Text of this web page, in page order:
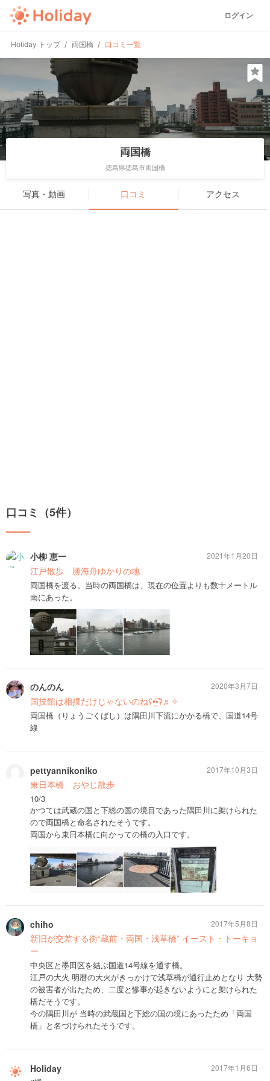
ログイン
Holiday トップ 両国橋 口コミ一覧
両国橋
徳島県徳島市両国橋
写真・動画 口コミ アクセス
口コミ（5件）
小柳 恵一
江戸散歩 勝海舟ゆかりの地
両国橋を渡る。当時の両国橋は、現在の位置よりも数十メートル
南にあった。
2021年1月20日
のんのん
国技館は相撲だけじゃないのねʕ•̫͡•ʔ♬✧
両国橋（りょうごくばし）は隅田川下流にかかる橋で、国道14号
線
2020年3月7日
pettyannikoniko
東日本橋 おやじ散歩
10/3
かつては武蔵の国と下総の国の境目であった隅田川に架けられた
ので両国橋と命名されたそうです。
両国から東日本橋に向かっての橋の入口です。
2017年10月3日
chiho
新旧が交差する街“蔵前・両国・浅草橋” イースト・トーキョ
ー
中央区と墨田区を結ぶ国道14号線を通す橋。
江戸の大火 明暦の大火がきっかけで浅草橋が通行止めとなり 大勢
の被害者が出たため、二度と惨事が起きないようにと架けられた
橋だそうです。
今の隅田川が 当時の武蔵国と下総の国の境にあったため「両国
橋」と名づけられたそうです。
2017年5月8日
Holiday 2017年1月6日